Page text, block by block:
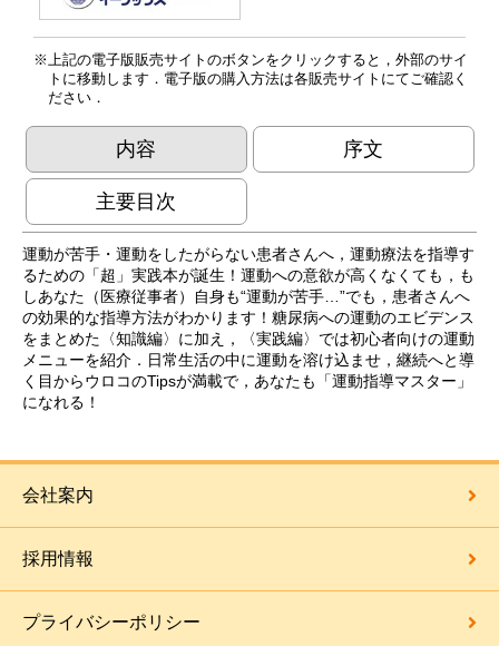
上記の電子版販売サイトのボタンをクリックすると，外部のサイ
トに移動します．電子版の購入方法は各販売サイトにてご確認く
ださい．
内容 序文
主要目次
運動が苦手・運動をしたがらない患者さんへ，運動療法を指導す
るための「超」実践本が誕生！運動への意欲が高くなくても，も
しあなた（医療従事者）自身も“運動が苦手…”でも，患者さんへ
の効果的な指導方法がわかります！糖尿病への運動のエビデンス
をまとめた〈知識編〉に加え，〈実践編〉では初心者向けの運動
メニューを紹介．日常生活の中に運動を溶け込ませ，継続へと導
く目からウロコのTipsが満載で，あなたも「運動指導マスター」
になれる！
会社案内
採用情報
プライバシーポリシー